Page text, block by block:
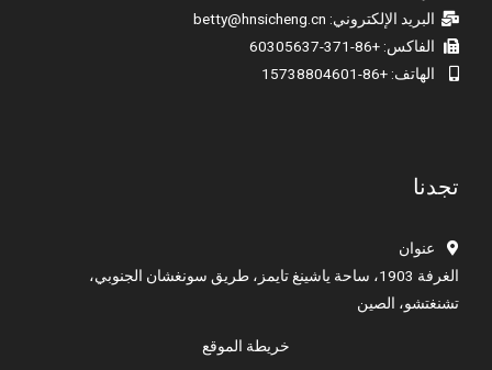
البريد الإلكتروني: betty@hnsicheng.cn
الفاكس: +86-371-60305637
الهاتف: +86-15738804601
تجدنا
عنوان
الغرفة 1903، ساحة ياشينغ تايمز، طريق سونغشان الجنوبي،
تشنغتشو، الصين
خريطة الموقع